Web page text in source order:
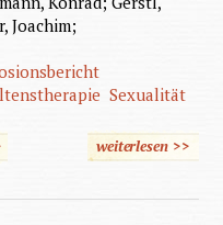
Joachim;
Sexualität
weiterlesen über
>>